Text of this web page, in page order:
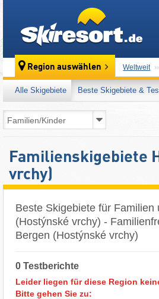
Region auswählen Weltweit
Alle Skigebiete Beste Skigebiete &
Familienskigebiete
vrchy)
Beste Skigebiete für
(Hostýnské vrchy) -
Bergen (Hostýnské vrchy)
0 Testberichte
Leider liegen für diese Region
Bitte gehen Sie zu: